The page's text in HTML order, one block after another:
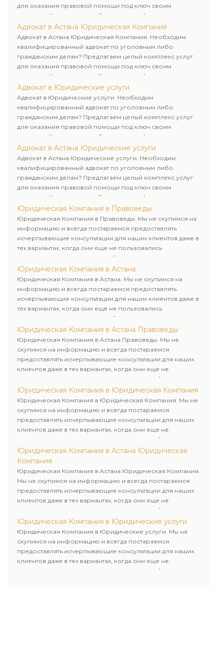
для оказания правовой помощи под ключ своим
клиентам. Комплексное обслуживание физических и
юридических лиц. Индивидуальный подход к каждому
клиенту.
Адвокат в Астана Юридическая Компания
Адвокат в Астана Юридическая Компания. Необходим
квалифицированный адвокат по уголовным либо
гражданским делам? Предлагаем целый комплекс услуг
для оказания правовой помощи под ключ своим
клиентам. Комплексное обслуживание физических и
юридических лиц. Индивидуальный подход к каждому
клиенту.
Адвокат в Юридические услуги
Адвокат в Юридические услуги. Необходим
квалифицированный адвокат по уголовным либо
гражданским делам? Предлагаем целый комплекс услуг
для оказания правовой помощи под ключ своим
клиентам. Комплексное обслуживание физических и
юридических лиц. Индивидуальный подход к каждому
клиенту.
Адвокат в Астана Юридические услуги
Адвокат в Астана Юридические услуги. Необходим
квалифицированный адвокат по уголовным либо
гражданским делам? Предлагаем целый комплекс услуг
для оказания правовой помощи под ключ своим
клиентам. Комплексное обслуживание физических и
юридических лиц. Индивидуальный подход к каждому
клиенту.
Юридическая Компания в Правоведы
Юридическая Компания в Правоведы. Мы не скупимся на
информацию и всегда постараемся предоставлять
исчерпывающие консультации для наших клиентов даже в
тех вариантах, когда они еще не пользовались
юридическими услугами нашей компании.
Юридическая Компания в Астана
Юридическая Компания в Астана. Мы не скупимся на
информацию и всегда постараемся предоставлять
исчерпывающие консультации для наших клиентов даже в
тех вариантах, когда они еще не пользовались
юридическими услугами нашей компании.
Юридическая Компания в Астана Правоведы
Юридическая Компания в Астана Правоведы. Мы не
скупимся на информацию и всегда постараемся
предоставлять исчерпывающие консультации для наших
клиентов даже в тех вариантах, когда они еще не
пользовались юридическими услугами нашей компании.
Юридическая Компания в Юридическая Компания
Юридическая Компания в Юридическая Компания. Мы не
скупимся на информацию и всегда постараемся
предоставлять исчерпывающие консультации для наших
клиентов даже в тех вариантах, когда они еще не
пользовались юридическими услугами нашей компании.
Юридическая Компания в Астана Юридическая
Компания
Юридическая Компания в Астана Юридическая Компания.
Мы не скупимся на информацию и всегда постараемся
предоставлять исчерпывающие консультации для наших
клиентов даже в тех вариантах, когда они еще не
пользовались юридическими услугами нашей компании.
Юридическая Компания в Юридические услуги
Юридическая Компания в Юридические услуги. Мы не
скупимся на информацию и всегда постараемся
предоставлять исчерпывающие консультации для наших
клиентов даже в тех вариантах, когда они еще не
пользовались юридическими услугами нашей компании.